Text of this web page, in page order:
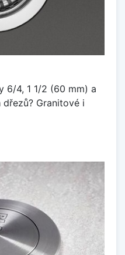
6/4, 1 1/2 (60 mm) a
Granitové i